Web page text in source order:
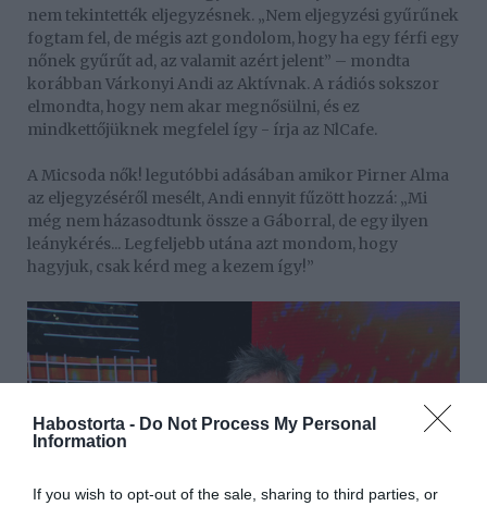
Habostorta - Do Not Process My Personal
Information
If you wish to opt-out of the sale, sharing to third parties, or
nem tekintették eljegyzésnek. „Nem eljegyzési gyűrűnek
fogtam fel, de mégis azt gondolom, hogy ha egy férfi egy
nőnek gyűrűt ad, az valamit azért jelent” – mondta
korábban Várkonyi Andi az Aktívnak. A rádiós sokszor
elmondta, hogy nem akar megnősülni, és ez
mindkettőjüknek megfelel így - írja az NlCafe.
A Micsoda nők! legutóbbi adásában amikor Pirner Alma
az eljegyzéséről mesélt, Andi ennyit fűzött hozzá: „Mi
még nem házasodtunk össze a Gáborral, de egy ilyen
leánykérés... Legfeljebb utána azt mondom, hogy
hagyjuk, csak kérd meg a kezem így!”